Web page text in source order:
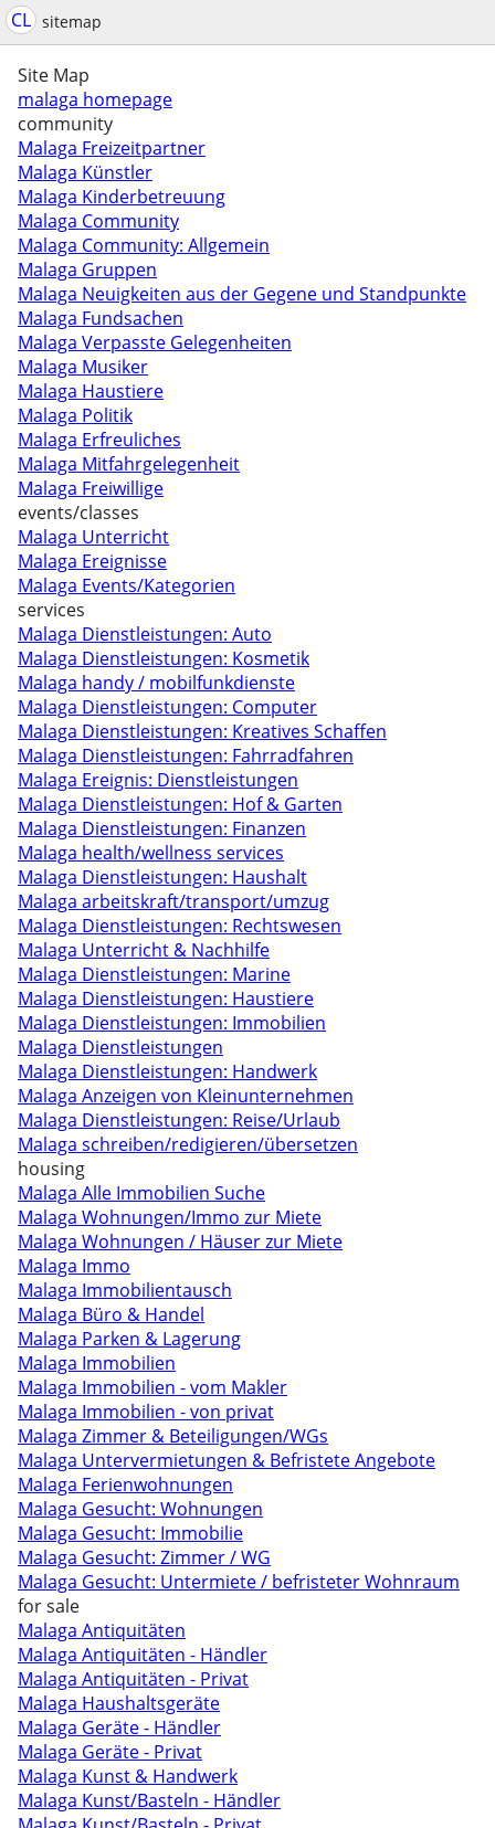
CL sitemap
Site Map
malaga homepage
community
Malaga Freizeitpartner
Malaga Künstler
Malaga Kinderbetreuung
Malaga Community
Malaga Community: Allgemein
Malaga Gruppen
Malaga Neuigkeiten aus der Gegene und Standpunkte
Malaga Fundsachen
Malaga Verpasste Gelegenheiten
Malaga Musiker
Malaga Haustiere
Malaga Politik
Malaga Erfreuliches
Malaga Mitfahrgelegenheit
Malaga Freiwillige
events/classes
Malaga Unterricht
Malaga Ereignisse
Malaga Events/Kategorien
services
Malaga Dienstleistungen: Auto
Malaga Dienstleistungen: Kosmetik
Malaga handy / mobilfunkdienste
Malaga Dienstleistungen: Computer
Malaga Dienstleistungen: Kreatives Schaffen
Malaga Dienstleistungen: Fahrradfahren
Malaga Ereignis: Dienstleistungen
Malaga Dienstleistungen: Hof & Garten
Malaga Dienstleistungen: Finanzen
Malaga health/wellness services
Malaga Dienstleistungen: Haushalt
Malaga arbeitskraft/transport/umzug
Malaga Dienstleistungen: Rechtswesen
Malaga Unterricht & Nachhilfe
Malaga Dienstleistungen: Marine
Malaga Dienstleistungen: Haustiere
Malaga Dienstleistungen: Immobilien
Malaga Dienstleistungen
Malaga Dienstleistungen: Handwerk
Malaga Anzeigen von Kleinunternehmen
Malaga Dienstleistungen: Reise/Urlaub
Malaga schreiben/redigieren/übersetzen
housing
Malaga Alle Immobilien Suche
Malaga Wohnungen/Immo zur Miete
Malaga Wohnungen / Häuser zur Miete
Malaga Immo
Malaga Immobilientausch
Malaga Büro & Handel
Malaga Parken & Lagerung
Malaga Immobilien
Malaga Immobilien - vom Makler
Malaga Immobilien - von privat
Malaga Zimmer & Beteiligungen/WGs
Malaga Untervermietungen & Befristete Angebote
Malaga Ferienwohnungen
Malaga Gesucht: Wohnungen
Malaga Gesucht: Immobilie
Malaga Gesucht: Zimmer / WG
Malaga Gesucht: Untermiete / befristeter Wohnraum
for sale
Malaga Antiquitäten
Malaga Antiquitäten - Händler
Malaga Antiquitäten - Privat
Malaga Haushaltsgeräte
Malaga Geräte - Händler
Malaga Geräte - Privat
Malaga Kunst & Handwerk
Malaga Kunst/Basteln - Händler